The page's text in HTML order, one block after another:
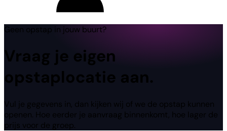
Geen opstap in jouw buurt?
Vraag je eigen
opstaplocatie aan.
Vul je gegevens in, dan kijken wij of we de opstap kunnen
openen. Hoe eerder je aanvraag binnenkomt, hoe lager de
prijs voor de groep.